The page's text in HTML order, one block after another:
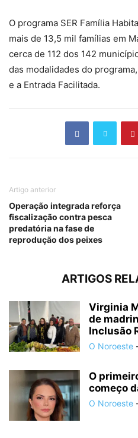
O programa SER Família
mais de 13,5 mil famílias em
cerca de 112 dos 142
das modalidades do
e a Entrada Facilitada.
Artigo anterior
Operação integrada reforça
fiscalização contra pesca
predatória na fase de
reprodução dos peixes
ARTIGOS
Virginia
de
Inclusão
O Noroeste
O
começo
O Noroeste